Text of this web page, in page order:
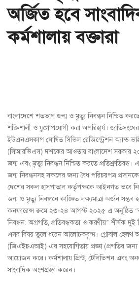
অর্জিত হবে
কর্মশালায় বক্তারা
বাংলাদেশে শতভাগ জন্ম ও মৃত্যু নিবন্ধন নিশ্চিত
শক্তিশালী ও যুগোপযোগী করা অপরিহার্য।
ইউএনএসকাপ ঘোষিত সিভিল রেজিস্ট্রেশন অ্যান্ড
(সিআরভিএস) দশকের আওতায় বাংলাদেশ সরকার
জন্ম এবং মৃত্যু নিবন্ধন নিশ্চিত করতে প্রতিশ্রুতিবদ্ধ।
জন্ম নিবন্ধনসহ সকলের জন্য বৈধ পরিচয়পত্র প্রদানকে
দেশের সকল হাসপাতাল কর্তৃপক্ষকে আইনগত ভবে
জন্ম ও মৃত্যু নিবন্ধনে কাঙ্ক্ষিত লক্ষ্যমাত্রা অর্জন
কনফারেন্স রুমে ২৩-২৪ আগস্ট ২০২৫ এ অনুষ্ঠিত
নিবন্ধন: অগ্রগতি, প্রতিবন্ধকতা ও করণীয়” শীর্ষক দুই
এসব বিষয় তুলে ধরেন আলোচকবৃন্দ। গ্লোবাল হেলথ
(জিএইচএআই) এর সহযোগিতায় প্রজ্ঞা (প্রগতির জন্য
আয়োজন করে। কর্মশালায় প্রিন্ট, টেলিভিশন এবং
সাংবাদিক অংশগ্রহণ করেন।